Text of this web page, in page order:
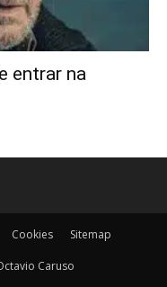
entrar na
Cookies Sitemap
Caruso